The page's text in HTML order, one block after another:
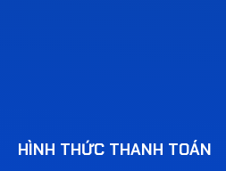
HÌNH THỨC THANH TOÁN